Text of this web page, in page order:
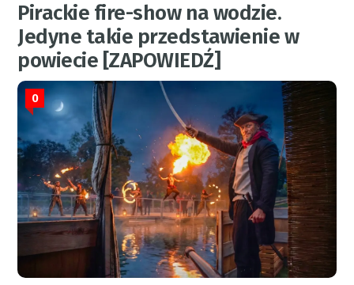
Pirackie fire-show na wodzie.
Jedyne takie przedstawienie w
powiecie [ZAPOWIEDŹ]
0